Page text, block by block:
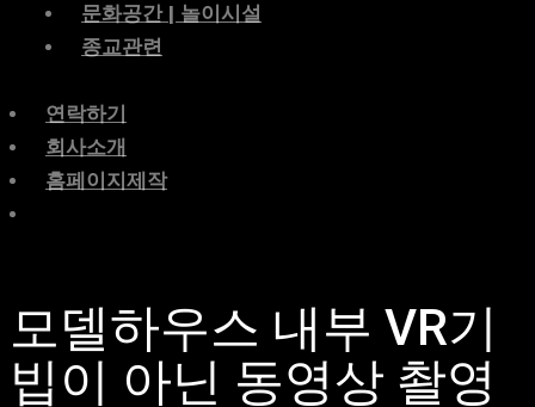
문화공간 | 놀이시설
종교관련
연락하기
회사소개
홈페이지제작
모델하우스 내부 VR기
빕이 아닌 동영상 촬영